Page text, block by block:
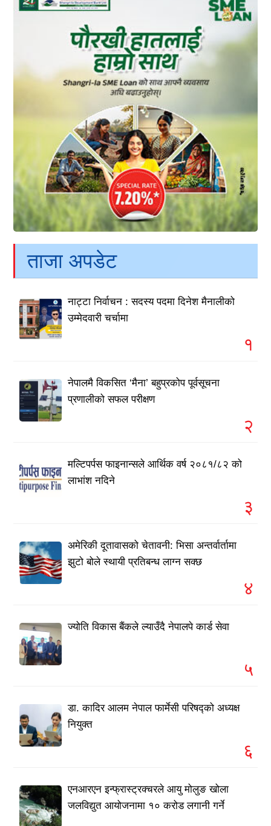
ताजा अपडेट
नाट्टा निर्वाचन : सदस्य पदमा दिनेश मैनालीको
उम्मेदवारी चर्चामा
१
नेपालमै विकसित ‘मैना’ बहुप्रकोप पूर्वसूचना
प्रणालीको सफल परीक्षण
२
मल्टिपर्पस फाइनान्सले आर्थिक वर्ष २०८१/८२ को
लाभांश नदिने
३
अमेरिकी दूतावासको चेतावनी: भिसा अन्तर्वार्तामा
झुटो बोले स्थायी प्रतिबन्ध लाग्न सक्छ
४
ज्योति विकास बैंकले ल्याउँदै नेपालपे कार्ड सेवा
५
डा. कादिर आलम नेपाल फार्मेसी परिषद्को अध्यक्ष
नियुक्त
६
एनआरएन इन्फ्रास्ट्रक्चरले आयु मोलुङ खोला
जलविद्युत आयोजनामा १० करोड लगानी गर्ने